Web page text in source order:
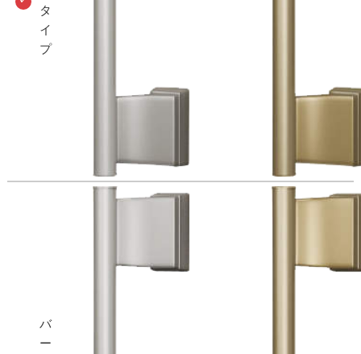
タ
イ
プ
バ
ー